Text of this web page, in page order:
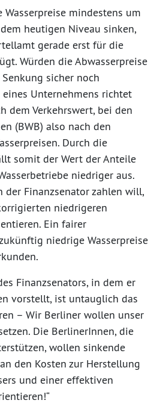
mindestens um
heutigen Niveau sinken,
gerade erst für die
Würden die Abwasserpreise
sicher noch
eines Unternehmens richtet
dem Verkehrswert, bei den
(BWB) also nach den
Durch die
somit der Wert der Anteile
niedriger aus.
der Finanzsenator zahlen will,
niedrigeren
Ein fairer
niedrige Wasserpreise
Finanzsenators, in dem er
vorstellt, ist untauglich das
– Wir Berliner wollen unser
Die BerlinerInnen, die
wollen sinkende
den Kosten zur Herstellung
und einer effektiven